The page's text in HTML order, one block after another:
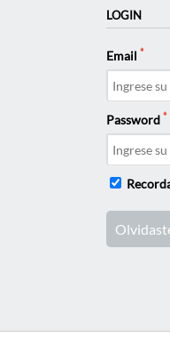
LOGIN
Email *
Password *